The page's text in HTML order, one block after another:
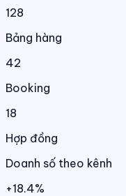
128
Bảng hàng
42
Booking
18
Hợp đồng
Doanh số theo kênh
+18.4%